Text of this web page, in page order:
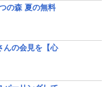
の森 夏の無料
んの会見を【心